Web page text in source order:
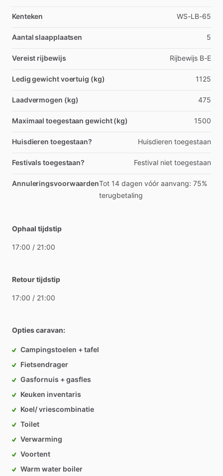
Kenteken WS-LB-65
Aantal slaapplaatsen 5
Vereist rijbewijs Rijbewijs B-E
Ledig gewicht voertuig (kg) 1125
Laadvermogen (kg) 475
Maximaal toegestaan gewicht (kg) 1500
Huisdieren toegestaan? Huisdieren toegestaan
Festivals toegestaan? Festival niet toegestaan
AnnuleringsvoorwaardenTot 14 dagen vóór aanvang: 75%
terugbetaling
Ophaal tijdstip
17:00 ​/​ 21:00
Retour tijdstip
17:00 ​/​ 21:00
Opties caravan:
Campingstoelen + tafel
Fietsendrager
Gasfornuis + gasfles
Keuken inventaris
Koel/ vriescombinatie
Toilet
Verwarming
Voortent
Warm water boiler